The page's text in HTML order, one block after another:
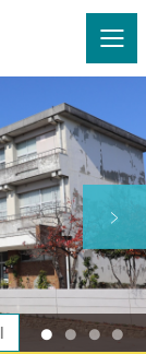
1 2 3 4